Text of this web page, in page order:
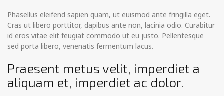
Phasellus eleifend sapien quam, ut euismod ante fringilla eget.
Cras ut libero porttitor, dapibus ante non, lacinia odio. Curabitur
id eros vitae elit feugiat commodo ut eu justo. Pellentesque
sed porta libero, venenatis fermentum lacus.
Praesent metus velit, imperdiet a
aliquam et, imperdiet ac dolor.